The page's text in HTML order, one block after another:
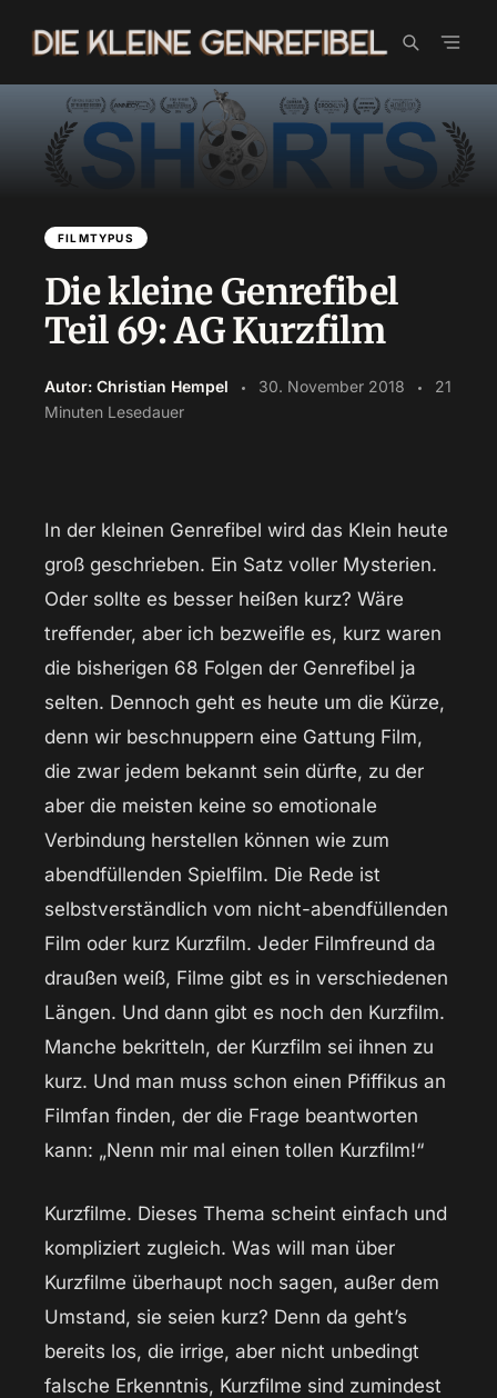
FILMTYPUS
Die kleine Genrefibel
Teil 69: AG Kurzfilm
Autor: Christian Hempel 30. November 2018
21
Minuten Lesedauer
In der kleinen Genrefibel wird das Klein heute
groß geschrieben. Ein Satz voller Mysterien.
Oder sollte es besser heißen kurz? Wäre
treffender, aber ich bezweifle es, kurz waren
die bisherigen 68 Folgen der Genrefibel ja
selten. Dennoch geht es heute um die Kürze,
denn wir beschnuppern eine Gattung Film,
die zwar jedem bekannt sein dürfte, zu der
aber die meisten keine so emotionale
Verbindung herstellen können wie zum
abendfüllenden Spielfilm. Die Rede ist
selbstverständlich vom nicht-abendfüllenden
Film oder kurz Kurzfilm. Jeder Filmfreund da
draußen weiß, Filme gibt es in verschiedenen
Längen. Und dann gibt es noch den Kurzfilm.
Manche bekritteln, der Kurzfilm sei ihnen zu
kurz. Und man muss schon einen Pfiffikus an
Filmfan finden, der die Frage beantworten
kann: „Nenn mir mal einen tollen Kurzfilm!“
Kurzfilme. Dieses Thema scheint einfach und
kompliziert zugleich. Was will man über
Kurzfilme überhaupt noch sagen, außer dem
Umstand, sie seien kurz? Denn da geht’s
bereits los, die irrige, aber nicht unbedingt
falsche Erkenntnis, Kurzfilme sind zumindest